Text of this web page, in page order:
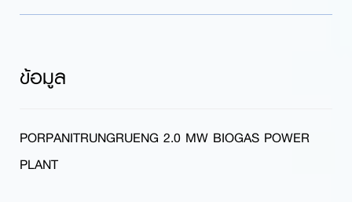
ข้อมูล
PORPANITRUNGRUENG 2.0 MW BIOGAS POWER
PLANT